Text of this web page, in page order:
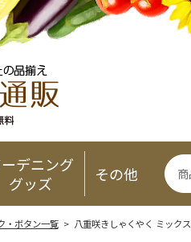
デニング
グッズ
その他
・ボタン一覧> 八重咲きしゃくやく ミックス